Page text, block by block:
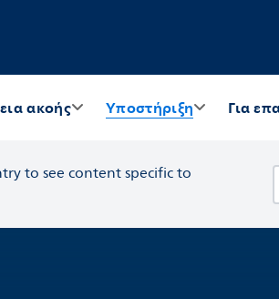
ακοής Υποστήριξη Για
to see content specific to